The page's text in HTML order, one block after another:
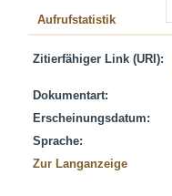
Aufrufstatistik
Zitierfähiger Link (URI):
Dokumentart:
Erscheinungsdatum:
Sprache:
Zur Langanzeige